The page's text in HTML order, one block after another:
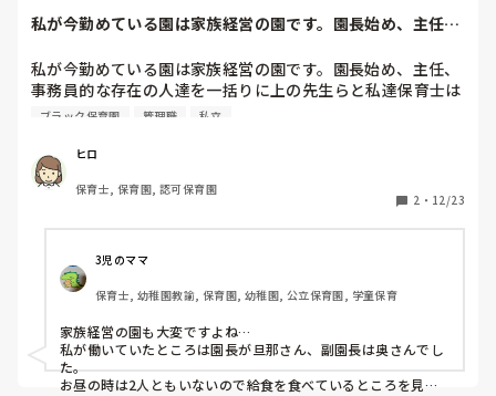
私は土日はなるべく持ち帰りの仕事はせず、平日夜遅くまで起
きてやったり休みの日にはやらないようにしてました。
休める時は休んでくださいね。
私が今勤めている園は家族経営の園です。園長始め、主任、
私が今勤めている園は家族経営の園です。園長始め、主任、
事務員的な存在の人達を一括りに上の先生らと私達保育士は
呼んでいます。(もちろん、本人達の前ではそのような呼び
前置きが長くなりました💧
上の先生ら面倒くさっ!!自分らが草引きした分をほかさ(捨
て)ずに、そのままして、玄関周りの掃除当番が掃除してる
か確認する為にわざとほったらかしにするとか意味わからん
😥そんなんする暇があれば自分らでほかした方が断然早いの
に。ほかしてなかったらネチネチと文句言って違う保育士に
捨てさせるし…
  他にも、自分でした方が早い事をわざわざ近くを通りかか
った保育士を呼び止めて、任せたり、子供の鼻が出てたら、
「先生、鼻出とうやんか～！」って言って職員室に立ち去っ
て保育士に任せる💧←そんなん言う暇があるなら自分でティ
ッシュを持ってきて拭き取ってあげたらいいのと毎回思う。
ブラック保育園 管理職 私立
ヒロ
保育士, 保育園, 認可保育園
2 ・ 12/23
3児のママ
保育士, 幼稚園教諭, 保育園, 幼稚園, 公立保育園, 学童保育
家族経営の園も大変ですよね…
私が働いていたところは園長が旦那さん、副園長は奥さんでし
た。
お昼の時は2人ともいないので給食を食べているところを見た